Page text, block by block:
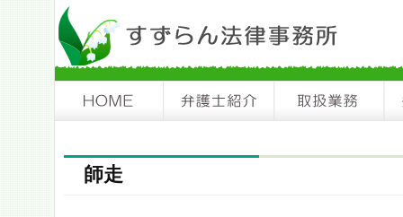
師走